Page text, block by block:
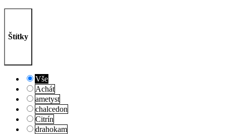
Štítky
Vše
Achát
ametyst
chalcedon
Citrín
drahokam